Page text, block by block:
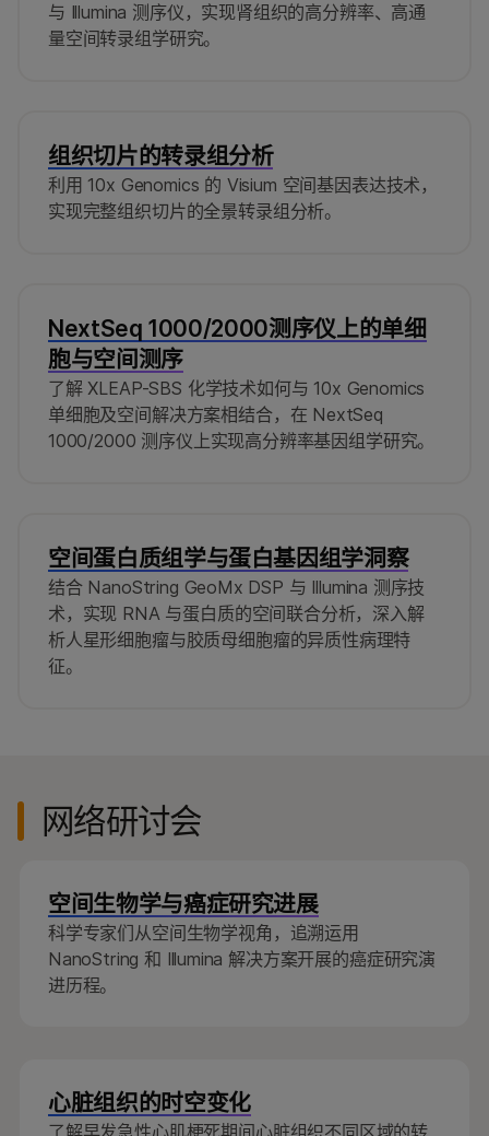
与 Illumina 测序仪，实现肾组织的高分辨率、高通
量空间转录组学研究。
组织切片的转录组分析
利用 10x Genomics 的 Visium 空间基因表达技术，
实现完整组织切片的全景转录组分析。
NextSeq 1000/2000测序仪上的单细
胞与空间测序
了解 XLEAP-SBS 化学技术如何与 10x Genomics
单细胞及空间解决方案相结合，在 NextSeq
1000/2000 测序仪上实现高分辨率基因组学研究。
空间蛋白质组学与蛋白基因组学洞察
结合 NanoString GeoMx DSP 与 Illumina 测序技
术，实现 RNA 与蛋白质的空间联合分析，深入解
析人星形细胞瘤与胶质母细胞瘤的异质性病理特
征。
网络研讨会
空间生物学与癌症研究进展
科学专家们从空间生物学视角，追溯运用
NanoString 和 Illumina 解决方案开展的癌症研究演
进历程。
心脏组织的时空变化